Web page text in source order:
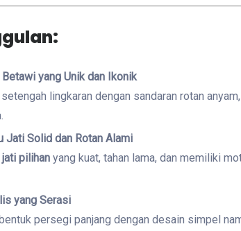
yang Unik dan Ikonik
lingkaran dengan sandaran rotan
Jati Solid dan Rotan Alami
jati pilihan yang kuat, tahan lama, dan memiliki
yang Serasi
persegi panjang dengan desain simpel